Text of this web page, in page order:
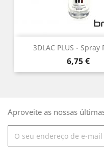
3DLAC PLUS - Spray
Preço
6,75 €
Aproveite as nossas